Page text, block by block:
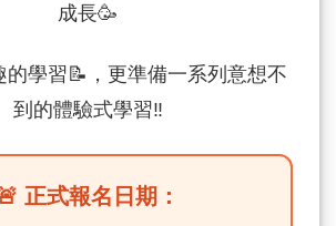
成長🥳
的學習📝，更準備一系列意想不
到的體驗式學習‼️
正式報名日期：